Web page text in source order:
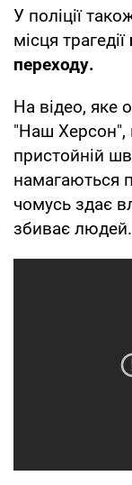
У поліції
місця трагедії
переходу.
На відео, яке
"Наш Херсон",
пристойній
намагаються
чомусь здає
збиває людей.